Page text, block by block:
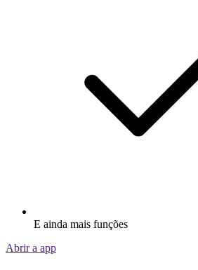
E ainda mais funções
Abrir a app